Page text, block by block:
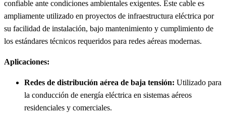
confiable ante condiciones ambientales exigentes. Este cable es
ampliamente utilizado en proyectos de infraestructura eléctrica por
su facilidad de instalación, bajo mantenimiento y cumplimiento de
los estándares técnicos requeridos para redes aéreas modernas.
Aplicaciones:
Redes de distribución aérea de baja tensión: Utilizado para
la conducción de energía eléctrica en sistemas aéreos
residenciales y comerciales.